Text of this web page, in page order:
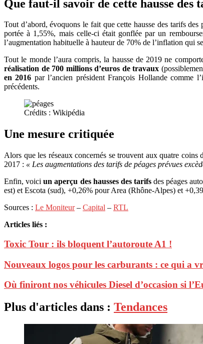
Que faut-il savoir de cette hausse des
Tout d’abord, évoquons le fait que cette hausse des tarifs
portée à 1,55%, mais celle-ci était gonflée par un
l’augmentation habituelle à hauteur de 70% de l’inflation qui
Tout le monde l’aura compris, la hausse de 2019 ne
réalisation de 700 millions d’euros de travaux
en 2016 par l’ancien président François Hollande comme
précédents.
Crédits : Wikipédia
Une mesure critiquée
Alors que les réseaux concernés se trouvent aux quatre
2017 : « Les augmentations des tarifs de péages prévues
Enfin, voiciun aperçu des hausses des tarifsdes péages
est) et Escota (sud), +0,26% pour Area (Rhône-Alpes) et
Sources : Le Moniteur– Capital – RTL
Articles liés :
Toxic Tour : ils bloquent l’autoroute A1 !
Nouveaux logos pour les carburants : ce qui a
Où finiront nos véhicules Diesel d’occasion si
Plus d'articles dans : Tendances